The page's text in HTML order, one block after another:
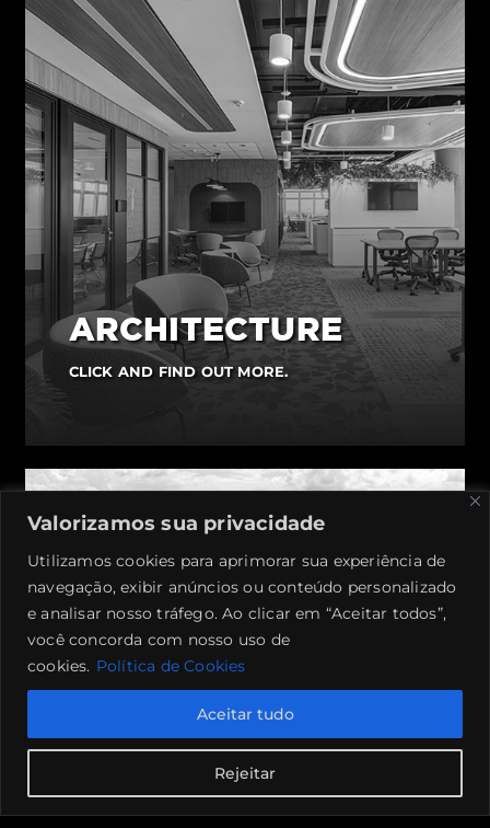
Valorizamos sua privacidade
Utilizamos cookies para aprimorar sua experiência de
navegação, exibir anúncios ou conteúdo personalizado
e analisar nosso tráfego. Ao clicar em “Aceitar todos”,
você concorda com nosso uso de
cookies. Política de Cookies
Rejeitar
Aceitar tudo
ARCHITECTURE
CLICK AND FIND OUT MORE.